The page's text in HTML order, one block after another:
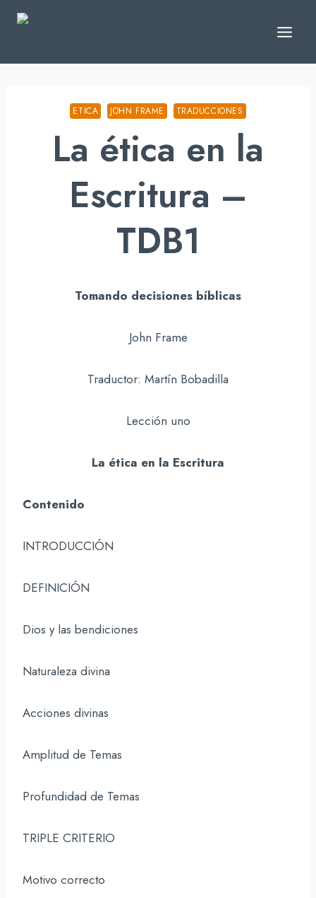
Skip
ETICA JOHN FRAME TRADUCCIONES
La ética en la
Escritura –
TDB1
Tomando decisiones bíblicas
John Frame
Traductor: Martín Bobadilla
Lección uno
La ética en la Escritura
Contenido
INTRODUCCIÓN
DEFINICIÓN
Dios y las bendiciones
Naturaleza divina
Acciones divinas
Amplitud de Temas
Profundidad de Temas
TRIPLE CRITERIO
Motivo correcto